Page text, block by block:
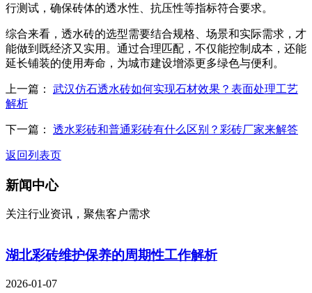
行测试，确保砖体的透水性、抗压性等指标符合要求。
综合来看，透水砖的选型需要结合规格、场景和实际需求，才
能做到既经济又实用。通过合理匹配，不仅能控制成本，还能
延长铺装的使用寿命，为城市建设增添更多绿色与便利。
上一篇： 武汉仿石透水砖如何实现石材效果？表面处理工艺
解析
下一篇： 透水彩砖和普通彩砖有什么区别？彩砖厂家来解答
返回列表页
新闻中心
关注行业资讯，聚焦客户需求
湖北彩砖维护保养的周期性工作解析
2026-01-07